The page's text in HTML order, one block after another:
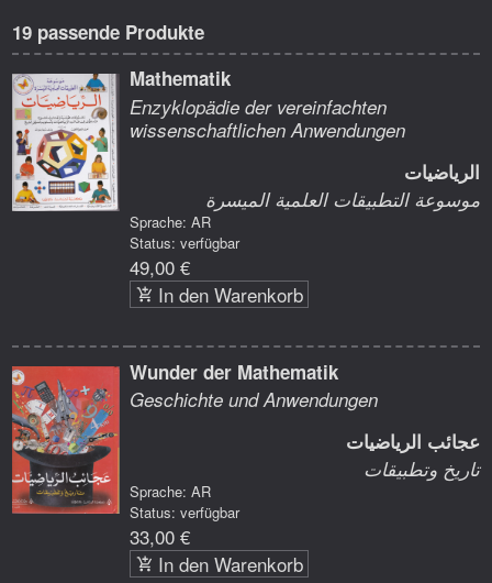
19 passende Produkte
Mathematik
Enzyklopädie der vereinfachten
wissenschaftlichen Anwendungen
الرياضيات
موسوعة التطبيقات العلمية الميسرة
Sprache: AR
Status: verfügbar
49,00 €
In den Warenkorb
Wunder der Mathematik
Geschichte und Anwendungen
عجائب الرياضيات
تاريخ وتطبيقات
Sprache: AR
Status: verfügbar
33,00 €
In den Warenkorb